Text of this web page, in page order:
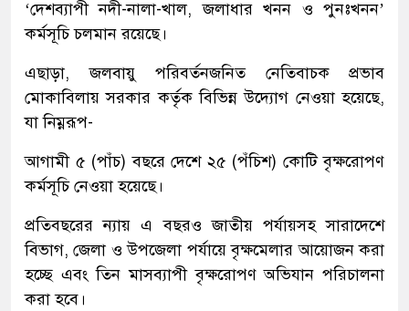
‘দেশব্যাপী নদী-নালা-খাল, জলাধার খনন ও পুনঃখনন’
কর্মসূচি চলমান রয়েছে।
এছাড়া, জলবায়ু পরিবর্তনজনিত নেতিবাচক প্রভাব
মোকাবিলায় সরকার কর্তৃক বিভিন্ন উদ্যোগ নেওয়া হয়েছে,
যা নিম্নরূপ-
আগামী ৫ (পাঁচ) বছরে দেশে ২৫ (পঁচিশ) কোটি বৃক্ষরোপণ
কর্মসূচি নেওয়া হয়েছে।
প্রতিবছরের ন্যায় এ বছরও জাতীয় পর্যায়সহ সারাদেশে
বিভাগ, জেলা ও উপজেলা পর্যায়ে বৃক্ষমেলার আয়োজন করা
হচ্ছে এবং তিন মাসব্যাপী বৃক্ষরোপণ অভিযান পরিচালনা
করা হবে।